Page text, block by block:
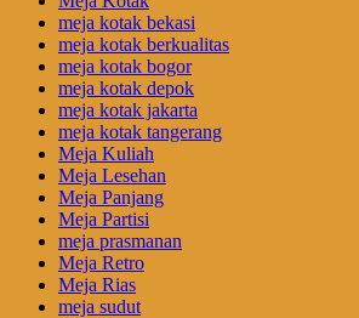
meja kotak bekasi
meja kotak berkualitas
meja kotak bogor
meja kotak depok
meja kotak jakarta
meja kotak tangerang
Meja Kuliah
Meja Lesehan
Meja Panjang
Meja Partisi
meja prasmanan
Meja Retro
Meja Rias
meja sudut